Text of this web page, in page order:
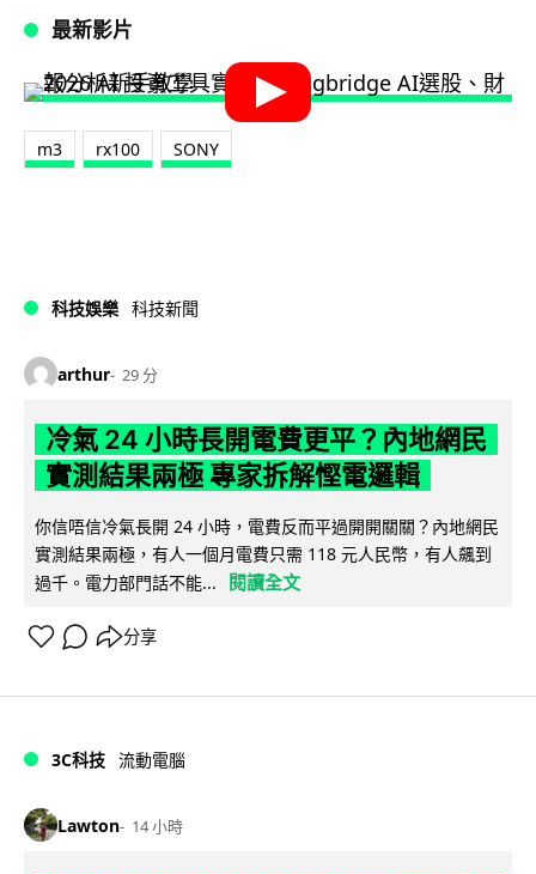
最新影片
m3 rx100 SONY
科技娛樂 科技新聞
arthur 29 分
冷氣 24 小時長開電費更平？內地網民
實測結果兩極 專家拆解慳電邏輯
你信唔信冷氣長開 24 小時，電費反而平過開開關關？內地網民
實測結果兩極，有人一個月電費只需 118 元人民幣，有人飆到
過千。電力部門話不能...
閱讀全文
分享
3C科技 流動電腦
Lawton 14 小時